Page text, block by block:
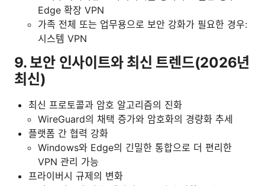
Edge 확장 VPN
가족 전체 또는 업무용으로 보안 강화가 필요한 경우:
시스템 VPN
9. 보안 인사이트와 최신 트렌드(2026년
최신)
최신 프로토콜과 암호 알고리즘의 진화
WireGuard의 채택 증가와 암호화의 경량화 추세
플랫폼 간 협력 강화
Windows와 Edge의 긴밀한 통합으로 더 편리한
VPN 관리 가능
프라이버시 규제의 변화